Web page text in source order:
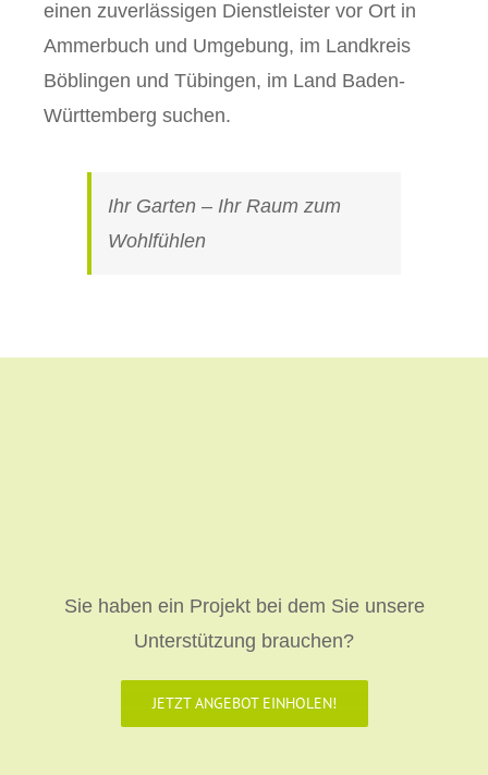
einen zuverlässigen Dienstleister vor Ort in
Ammerbuch und Umgebung, im Landkreis
Böblingen und Tübingen, im Land Baden-
Württemberg suchen.
Ihr Garten – Ihr Raum zum
Wohlfühlen
Sie haben ein Projekt bei dem Sie unsere
Unterstützung brauchen?
JETZT ANGEBOT EINHOLEN!